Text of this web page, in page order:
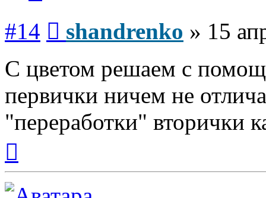
#14 shandrenko » 15
С цветом решаем с
первички ничем не
"переработки" вторички
началу